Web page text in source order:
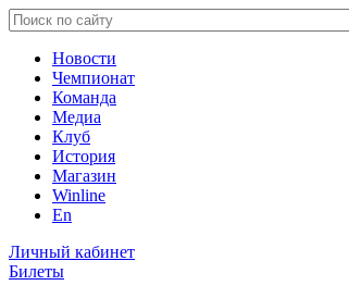
Новости
Чемпионат
Команда
Медиа
Клуб
История
Магазин
Winline
En
Личный кабинет
Билеты